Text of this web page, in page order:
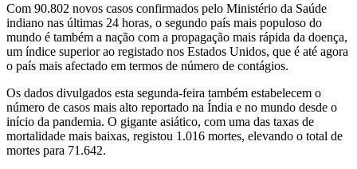
Com 90.802 novos casos confirmados pelo Ministério da Saúde
indiano nas últimas 24 horas, o segundo país mais populoso do
mundo é também a nação com a propagação mais rápida da doença,
um índice superior ao registado nos Estados Unidos, que é até agora
o país mais afectado em termos de número de contágios.
Os dados divulgados esta segunda-feira também estabelecem o
número de casos mais alto reportado na Índia e no mundo desde o
início da pandemia. O gigante asiático, com uma das taxas de
mortalidade mais baixas, registou 1.016 mortes, elevando o total de
mortes para 71.642.